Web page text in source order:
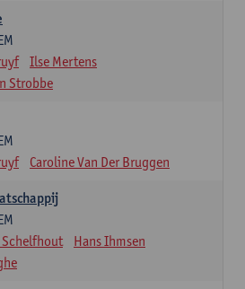
Ilse Mertens
Strobbe
Caroline Van Der Bruggen
Hans Ihmsen